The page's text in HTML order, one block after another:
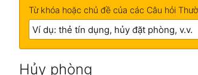
Từ khóa hoặc chủ đề của các Câu hỏi
Hủy phòng